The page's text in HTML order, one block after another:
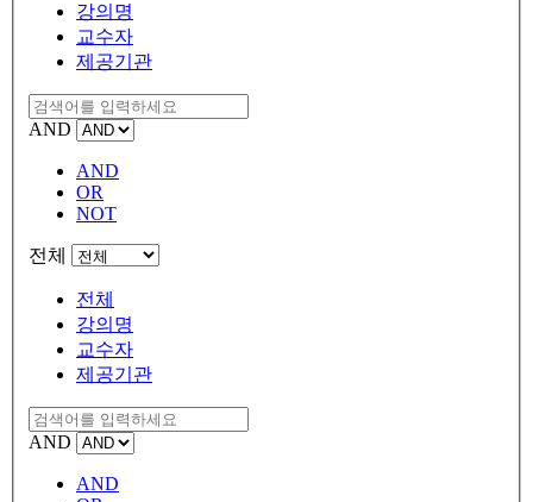
강의명
교수자
제공기관
AND
AND
OR
NOT
전체
전체
강의명
교수자
제공기관
AND
AND